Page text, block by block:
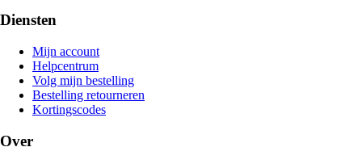
Diensten
Mijn account
Helpcentrum
Volg mijn bestelling
Bestelling retourneren
Kortingscodes
Over